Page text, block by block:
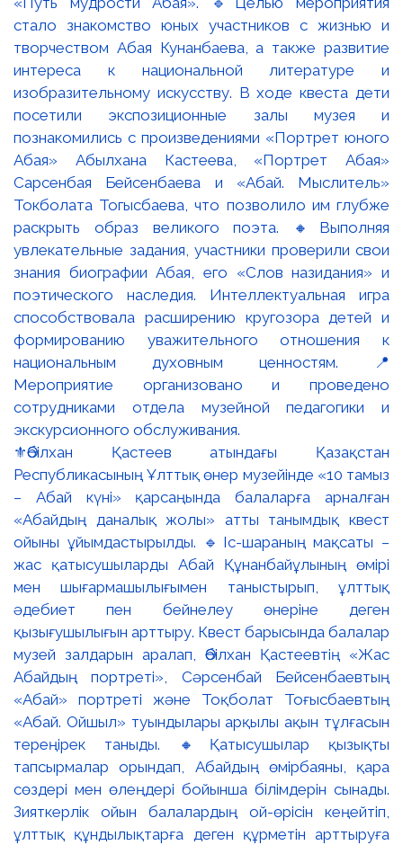
⚜️Әбілхан Қастеев атындағы Қазақстан
Республикасының Ұлттық өнер музейінде «10 тамыз
– Абай күні» қарсаңында балаларға арналған
«Абайдың даналық жолы» атты танымдық квест
ойыны ұйымдастырылды. 🔹Іс-шараның мақсаты –
жас қатысушыларды Абай Құнанбайұлының өмірі
мен шығармашылығымен таныстырып, ұлттық
әдебиет пен бейнелеу өнеріне деген
қызығушылығын арттыру. Квест барысында балалар
музей залдарын аралап, Әбілхан Қастеевтің «Жас
Абайдың портреті», Сәрсенбай Бейсенбаевтың
«Абай» портреті және Тоқболат Тоғысбаевтың
«Абай. Ойшыл» туындылары арқылы ақын тұлғасын
тереңірек таныды. 🔸Қатысушылар қызықты
тапсырмалар орындап, Абайдың өмірбаяны, қара
сөздері мен өлеңдері бойынша білімдерін сынады.
Зияткерлік ойын балалардың ой-өрісін кеңейтіп,
ұлттық құндылықтарға деген құрметін арттыруға